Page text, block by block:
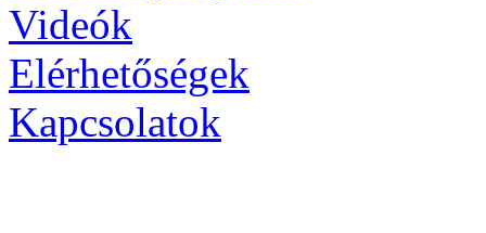
Videók
Elérhetőségek
Kapcsolatok